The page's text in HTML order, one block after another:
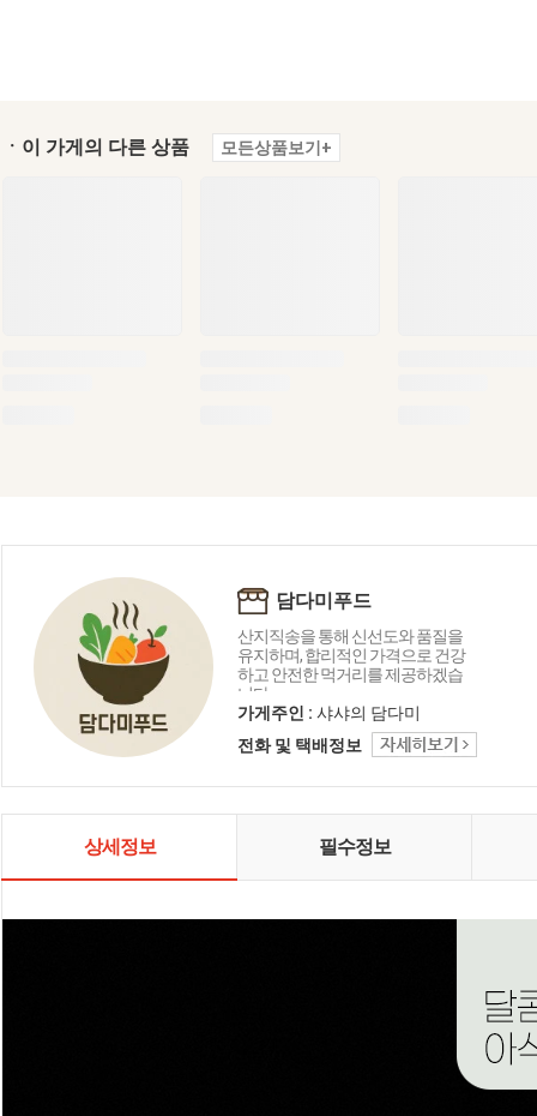
ㆍ이 가게의 다른 상품 모든상품보기+
담다미푸드
산지직송을 통해 신선도와 품질을
유지하며, 합리적인 가격으로 건강
하고 안전한 먹거리를 제공하겠습
니다.
가게주인 : 샤샤의 담다미
전화 및 택배정보
상세정보 필수정보